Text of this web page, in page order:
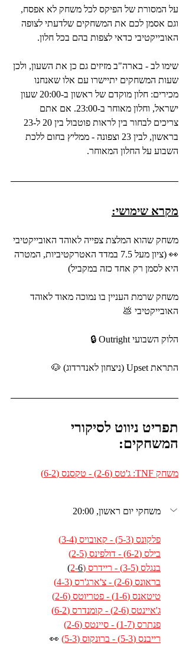
על המסורת של הפיקס לכל משחק לא אפסח,
וגם אסמן לכם את המשחקים שלדעתי לצופה
האובייקטיבי כדאי לצפות בהם בכל חלון.
שימו לב - בארה"ב מזיזים גם כן את השעון, ולכן
שעות המשחקים יתיישרו עם אלו שאנחנו
מכירים: חלון מוקדם של ראשון ב-20:00 שעון
ישראל, וחלון מאוחר ב-23:00. אם אתם
בראשון, לבין 23 וצפונה - ממליץ בחום ללכת
השבוע על החלון המאוחר.
מקרא שימושי:
משחק שהוא המלצת צפייה לאוהד האובייקטיבי
👀 (ציון מעל 7.5 במדד האטרקטיביות, המטרה
היא לסמן רק אחד כזה במקביל)
משחק שרמת העניין בו נמוכה מאוד לאוהד
האובייקטיבי 💩
הלוק השבועי Outright 🔒
התראת Upset (ניצחון לאנדרדוג) 🐶
תפריט ניווט לסיקורי
המשחקים:
משחק TNF: ג'טס (2-6) - טקסנס (6-2)
משחקי יום ראשון, 20:00
פלקונס (5-3) - קאובויס (3-4)
בילס (6-2) - דולפינס (2-5)
בנגלס (3-5) - ריידרס (2-
6)
בראונס (2-6) - צ'ארג'רס (4-3)
טיטאנס (1-6) - פטריוטס (2-6)
ג'איינטס (2-6) - קומנדרס (6-2)
פנתרס (1-7) - סיינטס (2-6)
רייבנס (5-3) - ברונקוס (5-3)
👀